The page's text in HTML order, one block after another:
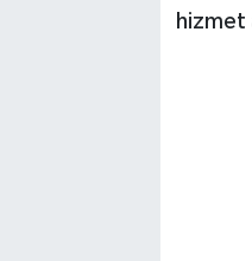
hizmet